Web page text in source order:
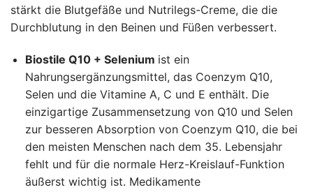
stärkt die Blutgefäße und Nutrilegs-Creme, die die
Durchblutung in den Beinen und Füßen verbessert.
Biostile Q10 + Selenium ist ein
Nahrungsergänzungsmittel, das Coenzym Q10,
Selen und die Vitamine A, C und E enthält. Die
einzigartige Zusammensetzung von Q10 und Selen
zur besseren Absorption von Coenzym Q10, die bei
den meisten Menschen nach dem 35. Lebensjahr
fehlt und für die normale Herz-Kreislauf-Funktion
äußerst wichtig ist. Medikamente